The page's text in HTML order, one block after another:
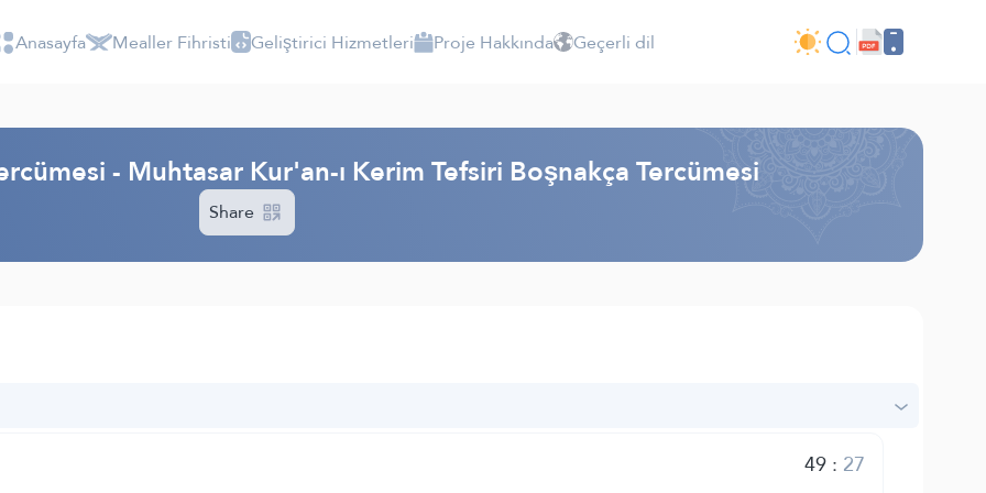
Anasayfa Mealler Fihristi Geliştirici Hizmetleri Proje Hakkında Geçerli dil
- Muhtasar Kur'an-ı Kerim Tefsiri Boşnakça Tercümesi
Share
49: 27